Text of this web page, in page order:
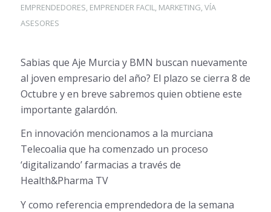
EMPRENDEDORES, EMPRENDER FACIL, MARKETING,VÍA
ASESORES
Sabias que Aje Murcia y BMN buscan nuevamente
al joven empresario del año? El plazo se cierra 8 de
Octubre y en breve sabremos quien obtiene este
importante galardón.
En innovación mencionamos a la murciana
Telecoalia que ha comenzado un proceso
‘digitalizando’ farmacias a través de
Health&Pharma TV
Y como referencia emprendedora de la semana